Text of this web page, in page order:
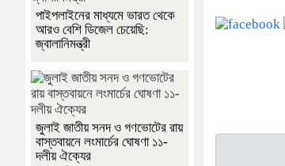
পাইপলাইনের মাধ্যমে ভারত থেকে
আরও বেশি ডিজেল চেয়েছি:
জ্বালানিমন্ত্রী
জুলাই জাতীয় সনদ ও গণভোটের রায়
বাস্তবায়নে লংমার্চের ঘোষণা ১১-
দলীয় ঐক্যের